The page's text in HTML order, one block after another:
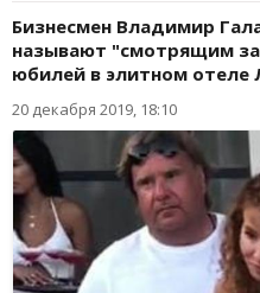
Бизнесмен Владимир
называют "смотрящим
юбилей в элитном отеле
20 декабря 2019, 18:10